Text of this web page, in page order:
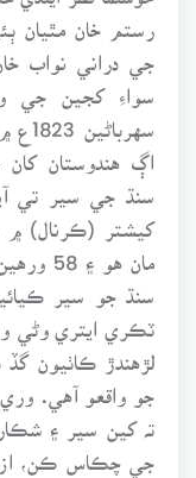
رستم خان مٿيان
جي دراني نواب
سواءِ کجين جي
اڳ هندوستان
کيشتر (ڪرنال) ۾
مان هو
سنڌ جو سير
ٽڪري ايتري وڻي
جو واقعو آهي.
تہ کين سير ۽
جي چڪاس ڪن،